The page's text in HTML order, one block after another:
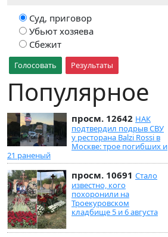
Суд, приговор
Убьют хозяева
Сбежит
Голосовать Результаты
Популярное
просм. 12642 НАК
подтвердил подрыв СВУ
у ресторана Balzi Rossi в
Москве: трое погибших и
21 раненый
просм. 10691 Стало
известно, кого
похоронили на
Троекуровском
кладбище 5 и 6 августа